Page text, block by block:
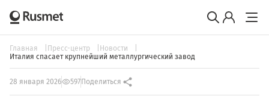
Главная Пресс-центр
Новости
Италия спасает крупнейший металлургический завод
28 января 2026 597 Поделиться